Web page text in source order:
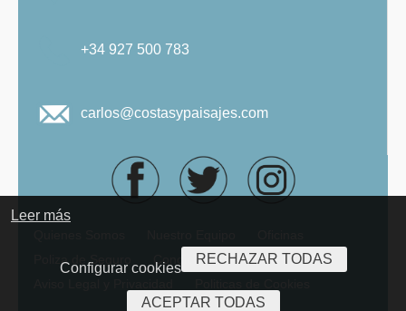
+34 927 500 783
carlos@costasypaisajes.com
Poliza de Seguro
Condiciones Generales
Leer más
Configurar cookies
RECHAZAR TODAS
ACEPTAR TODAS